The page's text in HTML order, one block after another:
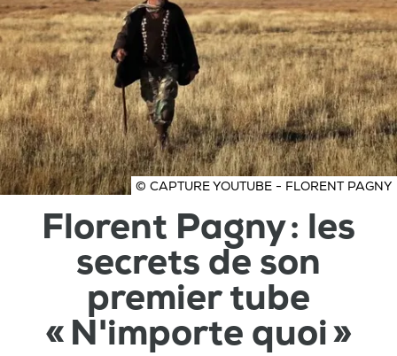
© CAPTURE YOUTUBE - FLORENT PAGNY
Florent Pagny : les
secrets de son
premier tube
« N'importe quoi »